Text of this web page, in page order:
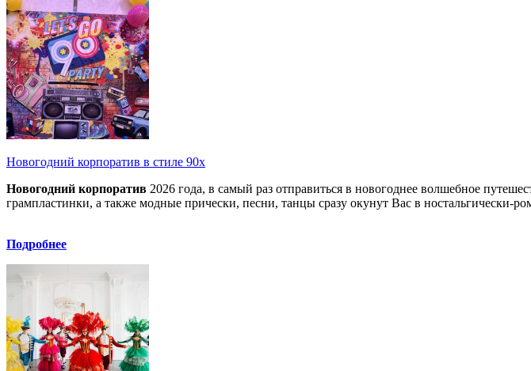
Новогодний корпоратив в стиле 90х
Новогодний корпоратив 2026 года, в самый раз отправиться в новогоднее волшебное
грампластинки, а также модные прически, песни, танцы сразу окунут Вас в ностальгически-
Подробнее